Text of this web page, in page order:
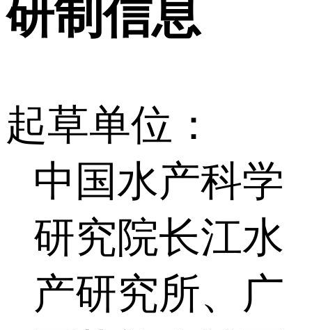
研制信息
起草单位：
中国水产科学
研究院长江水
产研究所、广